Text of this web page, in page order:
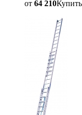
от 64 210Купить